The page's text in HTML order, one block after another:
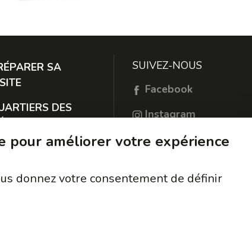
SA
DES
EN
SUIVEZ-NOUS
Facebook
Instagram
TikTok
pour améliorer votre expérience
donnez votre consentement de définir